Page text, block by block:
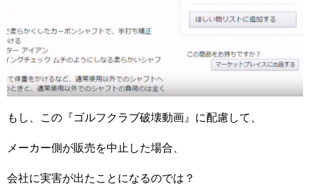
もし、この『ゴルフクラブ破壊動画』に配慮して、
メーカー側が販売を中止した場合、
会社に実害が出たことになるのでは？